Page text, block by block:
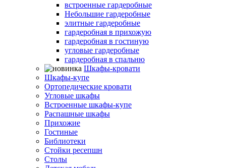
встроенные гардеробные
Небольшие гардеробные
элитные гардеробные
гардеробная в прихожую
гардеробная в гостиную
угловые гардеробные
гардеробная в спальню
Шкафы-кровати
Шкафы-купе
Ортопедические кровати
Угловые шкафы
Встроенные шкафы-купе
Распашные шкафы
Прихожие
Гостиные
Библиотеки
Стойки ресепшн
Столы